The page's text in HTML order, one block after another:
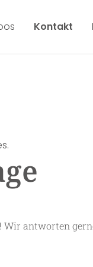
Kontakt
Wir antworten